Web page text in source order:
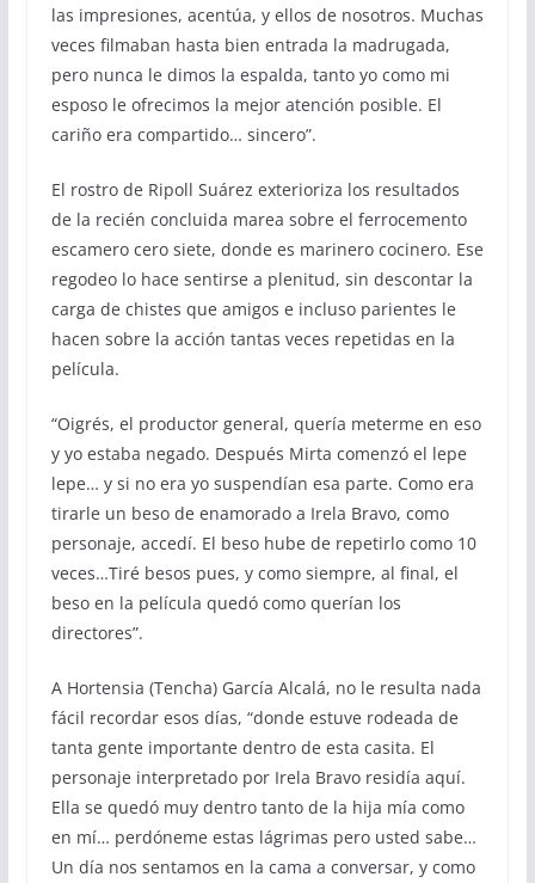
las impresiones, acentúa, y ellos de nosotros. Muchas
veces filmaban hasta bien entrada la madrugada,
pero nunca le dimos la espalda, tanto yo como mi
esposo le ofrecimos la mejor atención posible. El
cariño era compartido… sincero”.
El rostro de Ripoll Suárez exterioriza los resultados
de la recién concluida marea sobre el ferrocemento
escamero cero siete, donde es marinero cocinero. Ese
regodeo lo hace sentirse a plenitud, sin descontar la
carga de chistes que amigos e incluso parientes le
hacen sobre la acción tantas veces repetidas en la
película.
“Oigrés, el productor general, quería meterme en eso
y yo estaba negado. Después Mirta comenzó el lepe
lepe… y si no era yo suspendían esa parte. Como era
tirarle un beso de enamorado a Irela Bravo, como
personaje, accedí. El beso hube de repetirlo como 10
veces…Tiré besos pues, y como siempre, al final, el
beso en la película quedó como querían los
directores”.
A Hortensia (Tencha) García Alcalá, no le resulta nada
fácil recordar esos días, “donde estuve rodeada de
tanta gente importante dentro de esta casita. El
personaje interpretado por Irela Bravo residía aquí.
Ella se quedó muy dentro tanto de la hija mía como
en mí… perdóneme estas lágrimas pero usted sabe…
Un día nos sentamos en la cama a conversar, y como